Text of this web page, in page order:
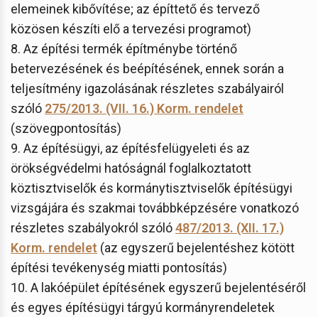
elemeinek kibővítése; az építtető és tervező
közösen készíti elő a tervezési programot)
8. Az építési termék építménybe történő
betervezésének és beépítésének, ennek során a
teljesítmény igazolásának részletes szabályairól
szóló 275/2013. (VII. 16.) Korm. rendelet
(szövegpontosítás)
9. Az építésügyi, az építésfelügyeleti és az
örökségvédelmi hatóságnál foglalkoztatott
köztisztviselők és kormánytisztviselők építésügyi
vizsgájára és szakmai továbbképzésére vonatkozó
részletes szabályokról szóló487/2013. (XII. 17.)
Korm. rendelet (az egyszerű bejelentéshez kötött
építési tevékenység miatti pontosítás)
10. A lakóépület építésének egyszerű bejelentéséről
és egyes építésügyi tárgyú kormányrendeletek